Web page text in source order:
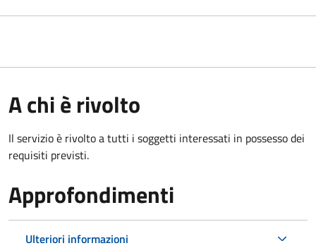
A chi è rivolto
Il servizio è rivolto a tutti i soggetti interessati in possesso dei
requisiti previsti.
Approfondimenti
Ulteriori informazioni